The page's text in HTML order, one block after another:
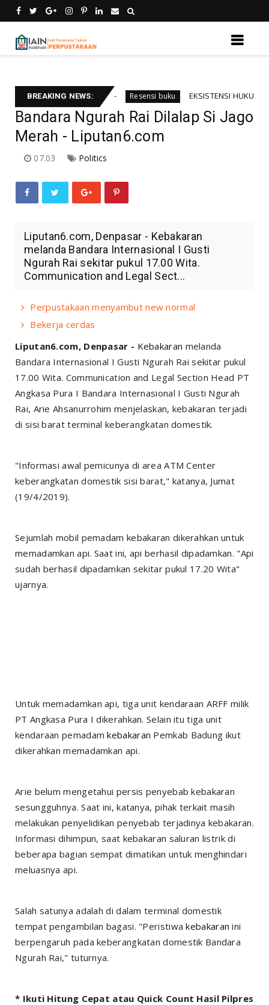
BREAKING NEWS:
kebali informsi Resensi buku EKSISTENSI HUKUM
Bandara Ngurah Rai Dilalap Si Jago
Merah - Liputan6.com
07.03 Politics
Liputan6.com, Denpasar - Kebakaran
melanda Bandara Internasional I Gusti
Ngurah Rai sekitar pukul 17.00 Wita.
Communication and Legal Sect...
Perpustakaan menyambut new normal
Bekerja cerdas
Liputan6.com, Denpasar - Kebakaran melanda
Bandara Internasional I Gusti Ngurah Rai sekitar pukul
17.00 Wita. Communication and Legal Section Head PT
Angkasa Pura I Bandara Internasional I Gusti Ngurah
Rai, Arie Ahsanurrohim menjelaskan, kebakaran terjadi
di sisi barat terminal keberangkatan domestik.
"Informasi awal pemicunya di area ATM Center
keberangkatan domestik sisi barat," katanya, Jumat
(19/4/2019).
Sejumlah mobil pemadam kebakaran dikerahkan untuk
memadamkan api. Saat ini, api berhasil dipadamkan. "Api
sudah berhasil dipadamkan sekitar pukul 17.20 Wita"
ujarnya.
Untuk memadamkan api, tiga unit kendaraan ARFF milik
PT Angkasa Pura I dikerahkan. Selain itu tiga unit
kendaraan pemadamkebakaran Pemkab Badung ikut
dikerahkan memadamkan api.
Arie belum mengetahui persis penyebab kebakaran
sesungguhnya. Saat ini, katanya, pihak terkait masih
melakukan penyelidikan penyebab terjadinya kebakaran.
Informasi dihimpun, saat kebakaran saluran listrik di
beberapa bagian sempat dimatikan untuk menghindari
meluasnya api.
Salah satunya adalah di dalam terminal domestik
tempat pengambilan bagasi. "Peristiwakebakaran ini
berpengaruh pada keberangkatan domestik Bandara
Ngurah Rai," tuturnya.
* Ikuti Hitung Cepat atau Quick Count Hasil Pilpres